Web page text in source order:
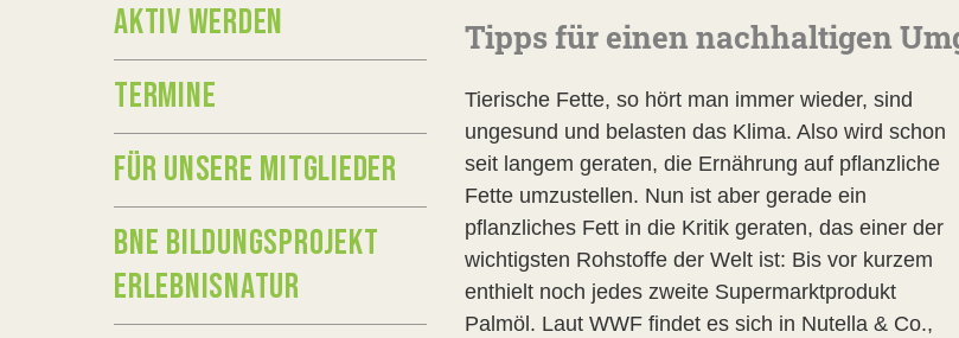
Tipps für einen nachhaltigen
Tierische Fette, so hört man immer wieder, sind
ungesund und belasten das Klima. Also wird schon
seit langem geraten, die Ernährung auf pflanzliche
Fette umzustellen. Nun ist aber gerade ein
pflanzliches Fett in die Kritik geraten, das einer der
wichtigsten Rohstoffe der Welt ist: Bis vor kurzem
enthielt noch jedes zweite Supermarktprodukt
Palmöl. Laut WWF findet es sich in Nutella & Co.,
AKTIV WERDEN
TERMINE
FÜR UNSERE MITGLIEDER
BNE BILDUNGSPROJEKT
ERLEBNISNATUR